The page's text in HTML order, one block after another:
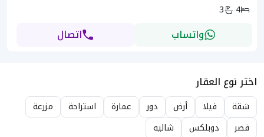
4
3
واتساب اتصال
اختر نوع العقار
شقة فيلا أرض دور عمارة استراحة
مزرعة
قصر
دوبلكس شاليه